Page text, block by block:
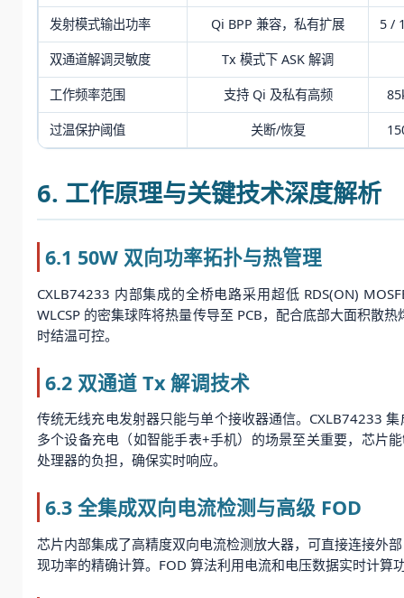
发射模式输出功率 Qi BPP 兼容，私有扩展 5 /
双通道解调灵敏度 Tx 模式下 ASK 解调
工作频率范围 支持 Qi 及私有高频
过温保护阈值 关断/恢复
6. 工作原理与关键技术深度解析
6.1 50W 双向功率拓扑与热管理
CXLB74233 内部集成的全桥电路采用超低 RDS(ON)
WLCSP 的密集球阵将热量传导至 PCB，配合底部大面积散
时结温可控。
6.2 双通道 Tx 解调技术
传统无线充电发射器只能与单个接收器通信。CXLB74233
多个设备充电（如智能手表+手机）的场景至关重要，芯片
处理器的负担，确保实时响应。
6.3 全集成双向电流检测与高级 FOD
芯片内部集成了高精度双向电流检测放大器，可直接连接外
现功率的精确计算。FOD 算法利用电流和电压数据实时计